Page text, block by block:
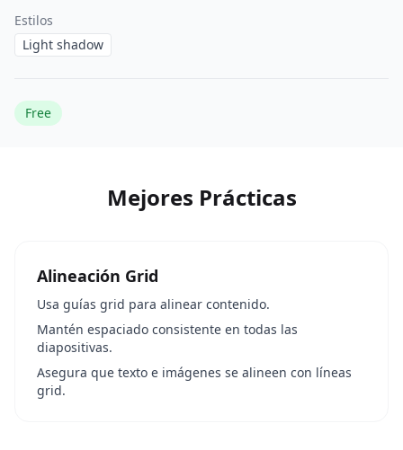
Estilos
Light shadow
Free
Mejores Prácticas
Alineación Grid
Usa guías grid para alinear contenido.
Mantén espaciado consistente en todas las
diapositivas.
Asegura que texto e imágenes se alineen con líneas
grid.